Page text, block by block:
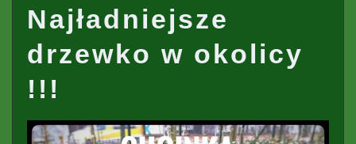
Najładniejsze
drzewko w okolicy
!!!